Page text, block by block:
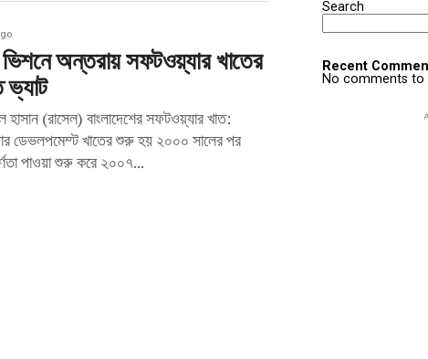
ভিশনে অন্তরায় সফটওয়্যার খাতের
(রাসেল) বাংলাদেশের সফটওয়্যার খাত:
ডেভলপমেম্ট খাতের শুরু হয় ২০০০ সালের পর
পাওয়া শুরু করে ২০০৭...
Search
Recent
No comments to